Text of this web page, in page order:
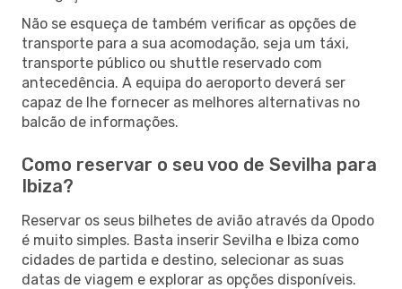
Não se esqueça de também verificar as opções de
transporte para a sua acomodação, seja um táxi,
transporte público ou shuttle reservado com
antecedência. A equipa do aeroporto deverá ser
capaz de lhe fornecer as melhores alternativas no
balcão de informações.
Como reservar o seu voo de Sevilha para
Ibiza?
Reservar os seus bilhetes de avião através da Opodo
é muito simples. Basta inserir Sevilha e Ibiza como
cidades de partida e destino, selecionar as suas
datas de viagem e explorar as opções disponíveis.